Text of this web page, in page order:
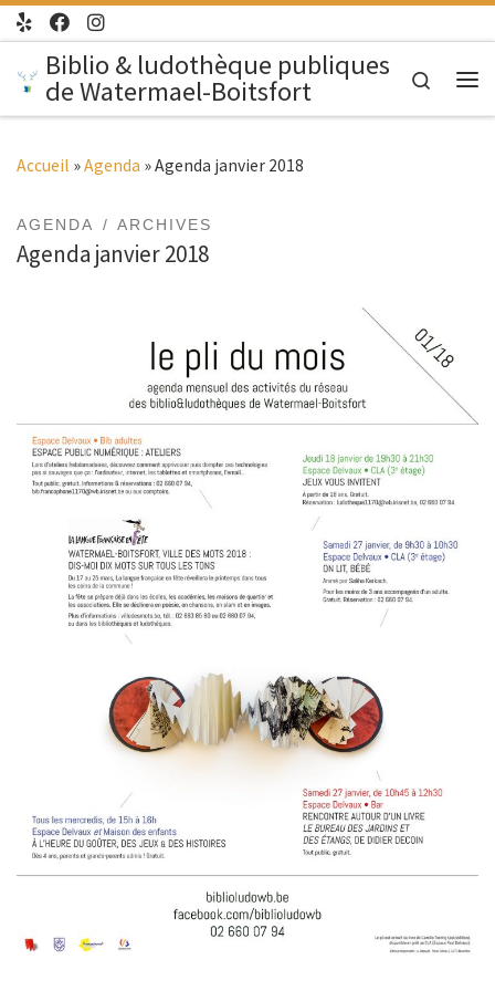
Passer au contenu
Biblio & ludothèque publiques
de Watermael-Boitsfort
Search
Accueil »Agenda »Agenda janvier 2018
AGENDA ARCHIVES
Agenda janvier 2018